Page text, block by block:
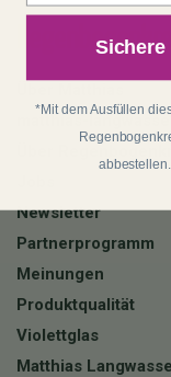
matthias-
Newsletter
Partnerprogramm
Meinungen
Produktqualität
Violettglas
Matthias
*Mit dem Ausfüllen